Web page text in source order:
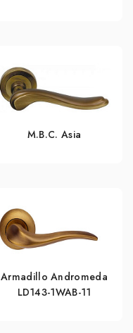
M.B.C. Asia
Armadillo Andromeda
LD143-1WAB-11